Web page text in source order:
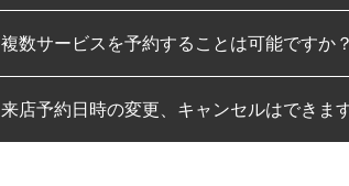
コクピット・タイヤ館のみとなります。
複数サービスを予約することは可能ですか？
複数サービスのご予約は可能です。
来店予約日時の変更、キャンセルはできま